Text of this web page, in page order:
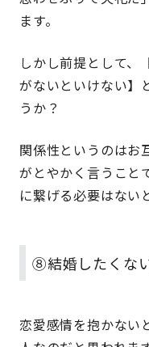
ます。
しかし前提として、
がないといけない】
うか？
関係性というのはお
がとやかく言うこと
に繋げる必要はない
⑧結婚したくな
恋愛感情を抱かない